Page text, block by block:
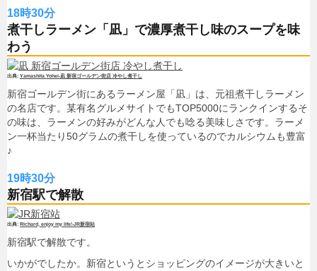
18時30分
煮干しラーメン「凪」で濃厚煮干し味のスープを味
わう
Yamashita Yohei-凪 新宿ゴールデン街店 冷やし煮干し
新宿ゴールデン街にあるラーメン屋「凪」は、元祖煮干しラーメン
の名店です。某有名グルメサイトでもTOP5000にランクインするそ
の味は、ラーメンの好みがどんな人でも唸る美味しさです。ラーメ
ン一杯当たり50グラムの煮干しを使っているのでカルシウムも豊富
♪
19時30分
新宿駅で解散
Richard, enjoy my life!-JR新宿站
新宿駅で解散です。
いかがでしたか。新宿というとショッピングのイメージが大きいと